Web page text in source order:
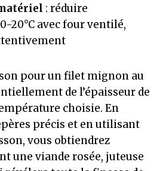
: réduire
20°C avec four ventilé,
pour un filet mignon au
de l’épaisseur de
choisie. En
précis et en utilisant
vous obtiendrez
une viande rosée, juteuse